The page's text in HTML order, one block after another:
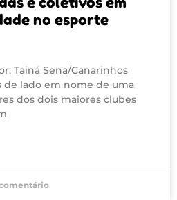
no esporte
Tainá Sena/Canarinhos
de lado em nome de uma
dos dois maiores clubes